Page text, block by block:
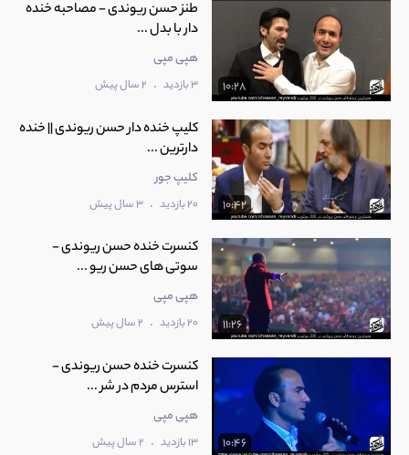
10:28
طنز حسن ریوندی - مصاحبه خنده
دار با بدل ...
هپی مپی
3 بازدید . 2 سال پیش
10:42
کلیپ خنده دار حسن ریوندی || خنده
دارترین ...
کلیپ جور
20 بازدید . 3 سال پیش
11:26
کنسرت خنده حسن ریوندی -
سوتی های حسن ریو ...
هپی مپی
20 بازدید . 2 سال پیش
10:46
کنسرت خنده حسن ریوندی -
استرس مردم در شر ...
هپی مپی
13 بازدید . 2 سال پیش